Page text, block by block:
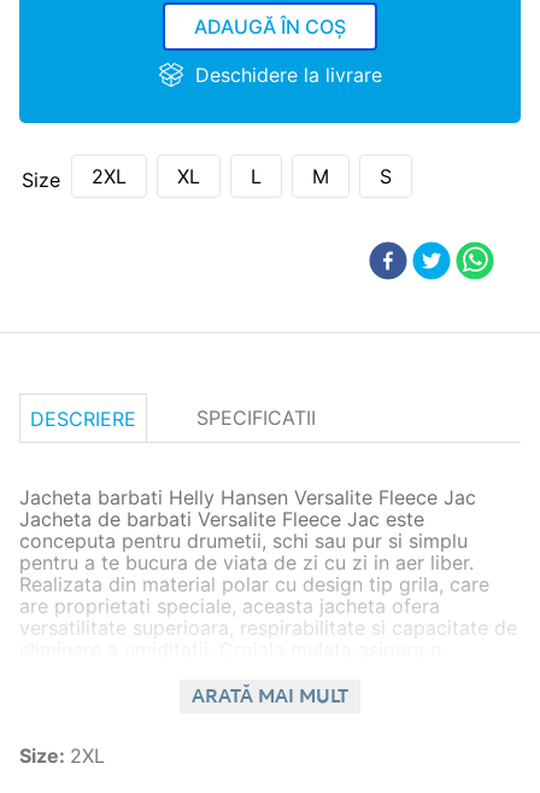
ADAUGĂ ÎN COȘ
Deschidere la livrare
Size 2XL XL L M S
DESCRIERE SPECIFICATII
Jacheta barbati Helly Hansen Versalite Fleece Jac
Jacheta de barbati Versalite Fleece Jac este
conceputa pentru drumetii, schi sau pur si simplu
pentru a te bucura de viata de zi cu zi in aer liber.
Realizata din material polar cu design tip grila, care
are proprietati speciale, aceasta jacheta ofera
versatilitate superioara, respirabilitate si capacitate de
rapida si buzunarele pentru maini adauga un plus de
aventurile tale.
ARATĂ MAI MULT
Size: 2XL